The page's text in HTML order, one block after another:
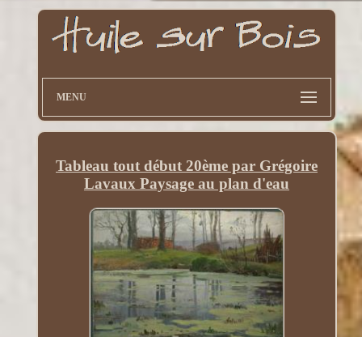
MENU
Tableau tout début 20ème par Grégoire
Lavaux Paysage au plan d'eau